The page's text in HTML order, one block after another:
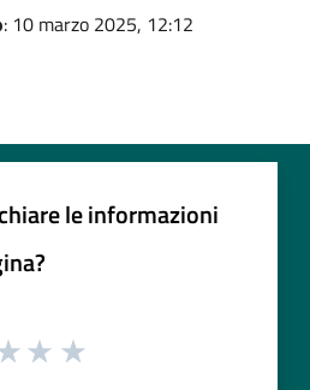
: 10 marzo 2025, 12:12
le informazioni